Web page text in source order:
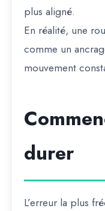
plus aligné.
En réalité, une
comme un
mouvement
durer
L’erreur la plus